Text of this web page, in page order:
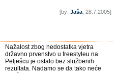
[by: Jaša, 28.7.2005]
Nažalost zbog nedostatka vjetra
državno prvenstvo u freestyleu na
Pelješcu je ostalo bez službenih
rezultata. Nadamo se da tako neće